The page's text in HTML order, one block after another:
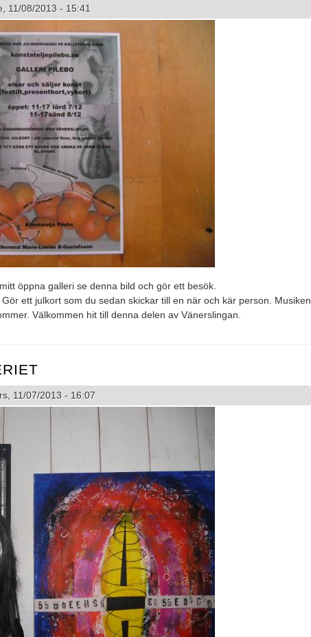
11/08/2013 - 15:41
öppna galleri se denna bild och gör ett besök.
ett julkort som du sedan skickar till en när och kär person. Musiken
Välkommen hit till denna delen av Vänerslingan.
11/07/2013 - 16:07